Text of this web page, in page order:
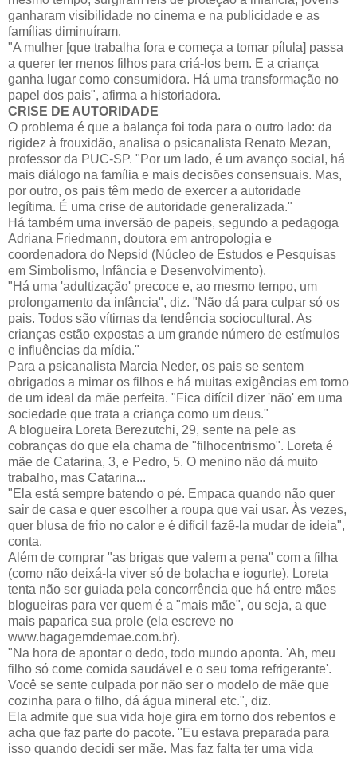
ganharam visibilidade no cinema e na publicidade e as
famílias diminuíram.
"A mulher [que trabalha fora e começa a tomar pílula] passa
a querer ter menos filhos para criá-los bem. E a criança
ganha lugar como consumidora. Há uma transformação no
papel dos pais", afirma a historiadora.
CRISE DE AUTORIDADE
O problema é que a balança foi toda para o outro lado: da
rigidez à frouxidão, analisa o psicanalista Renato Mezan,
professor da PUC-SP. "Por um lado, é um avanço social, há
mais diálogo na família e mais decisões consensuais. Mas,
por outro, os pais têm medo de exercer a autoridade
legítima. É uma crise de autoridade generalizada."
Há também uma inversão de papeis, segundo a pedagoga
Adriana Friedmann, doutora em antropologia e
coordenadora do Nepsid (Núcleo de Estudos e Pesquisas
em Simbolismo, Infância e Desenvolvimento).
"Há uma 'adultização' precoce e, ao mesmo tempo, um
prolongamento da infância", diz. "Não dá para culpar só os
pais. Todos são vítimas da tendência sociocultural. As
crianças estão expostas a um grande número de estímulos
e influências da mídia."
Para a psicanalista Marcia Neder, os pais se sentem
obrigados a mimar os filhos e há muitas exigências em torno
de um ideal da mãe perfeita. "Fica difícil dizer 'não' em uma
sociedade que trata a criança como um deus."
A blogueira Loreta Berezutchi, 29, sente na pele as
cobranças do que ela chama de "filhocentrismo". Loreta é
mãe de Catarina, 3, e Pedro, 5. O menino não dá muito
trabalho, mas Catarina...
"Ela está sempre batendo o pé. Empaca quando não quer
sair de casa e quer escolher a roupa que vai usar. Às vezes,
quer blusa de frio no calor e é difícil fazê-la mudar de ideia",
conta.
Além de comprar "as brigas que valem a pena" com a filha
(como não deixá-la viver só de bolacha e iogurte), Loreta
tenta não ser guiada pela concorrência que há entre mães
blogueiras para ver quem é a "mais mãe", ou seja, a que
mais paparica sua prole (ela escreve no
www.bagagemdemae.com.br).
"Na hora de apontar o dedo, todo mundo aponta. 'Ah, meu
filho só come comida saudável e o seu toma refrigerante'.
Você se sente culpada por não ser o modelo de mãe que
cozinha para o filho, dá água mineral etc.", diz.
Ela admite que sua vida hoje gira em torno dos rebentos e
acha que faz parte do pacote. "Eu estava preparada para
isso quando decidi ser mãe. Mas faz falta ter uma vida